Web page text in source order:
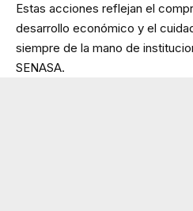
Estas acciones reflejan el
desarrollo económico y el
siempre de la mano de
SENASA.